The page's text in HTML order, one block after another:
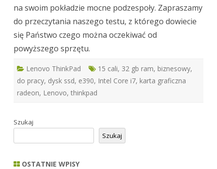
na swoim pokładzie mocne podzespoły. Zapraszamy
do przeczytania naszego testu, z którego dowiecie
się Państwo czego można oczekiwać od
powyższego sprzętu.
Lenovo ThinkPad 15 cali, 32 gb ram, biznesowy,
do pracy, dysk ssd, e390, Intel Core i7, karta graficzna
radeon, Lenovo, thinkpad
Szukaj
Szukaj
OSTATNIE WPISY